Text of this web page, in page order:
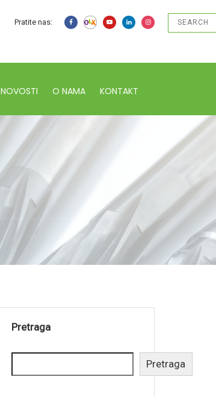
Pratite nas:
NOVOSTI O NAMA KONTAKT
Pretraga
Pretraga